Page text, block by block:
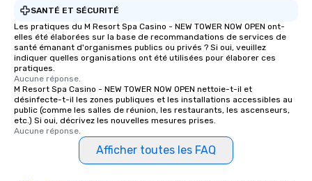
SANTÉ ET SÉCURITÉ
Les pratiques du M Resort Spa Casino - NEW TOWER NOW OPEN ont-
elles été élaborées sur la base de recommandations de services de
santé émanant d'organismes publics ou privés ? Si oui, veuillez
indiquer quelles organisations ont été utilisées pour élaborer ces
pratiques.
Aucune réponse.
M Resort Spa Casino - NEW TOWER NOW OPEN nettoie-t-il et
désinfecte-t-il les zones publiques et les installations accessibles au
public (comme les salles de réunion, les restaurants, les ascenseurs,
etc.) Si oui, décrivez les nouvelles mesures prises.
Aucune réponse.
Afficher toutes les FAQ